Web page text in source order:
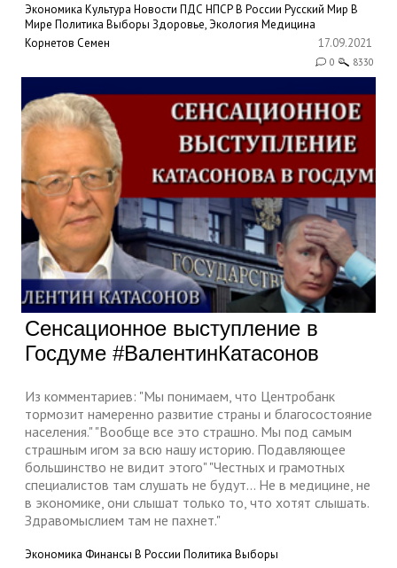
Экономика Культура Новости ПДС НПСРВ России Русский Мир В
Мире Политика Выборы Здоровье, Экология Медицина
Корнетов Семен
17.09.2021
0 8330
Сенсационное выступление в
Госдуме #ВалентинКатасонов
Из комментариев: "Мы понимаем, что Центробанк
тормозит намеренно развитие страны и благосостояние
населения." "Вообще все это страшно. Мы под самым
страшным игом за всю нашу историю. Подавляющее
большинство не видит этого" "Честных и грамотных
специалистов там слушать не будут... Не в медицине, не
в экономике, они слышат только то, что хотят слышать.
Здравомыслием там не пахнет."
Экономика Финансы В России Политика Выборы